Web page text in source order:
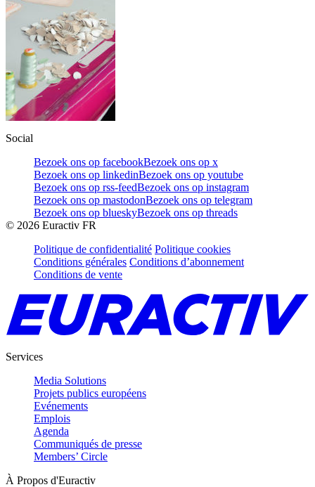
Social
Bezoek ons op facebookBezoek ons op x
Bezoek ons op linkedinBezoek ons op youtube
Bezoek ons op rss-feedBezoek ons op instagram
Bezoek ons op mastodonBezoek ons op telegram
Bezoek ons op blueskyBezoek ons op threads
© 2026 Euractiv FR
Politique de confidentialité Politique cookies
Conditions générales Conditions d’abonnement
Conditions de vente
Services
Media Solutions
Projets publics européens
Evénements
Emplois
Agenda
Communiqués de presse
Members’ Circle
À Propos d'Euractiv